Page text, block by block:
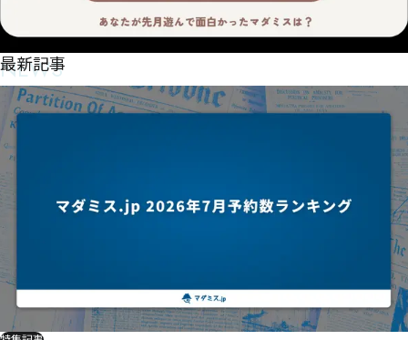
NEWS
最新記事